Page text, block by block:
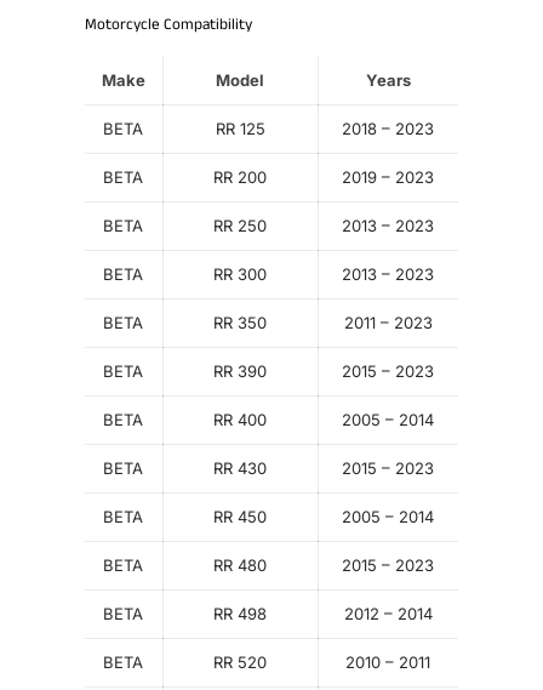
Motorcycle Compatibility
Make Model Years
BETA RR 125 2018 – 2023
BETA RR 200 2019 – 2023
BETA RR 250 2013 – 2023
BETA RR 300 2013 – 2023
BETA RR 350 2011 – 2023
BETA RR 390 2015 – 2023
BETA RR 400 2005 – 2014
BETA RR 430 2015 – 2023
BETA RR 450 2005 – 2014
BETA RR 480 2015 – 2023
BETA RR 498 2012 – 2014
BETA RR 520 2010 – 2011